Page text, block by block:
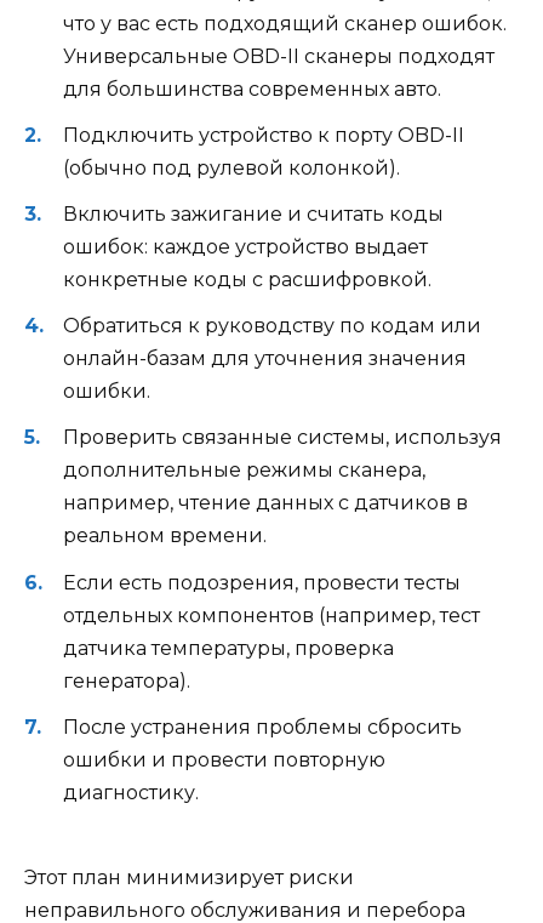
что у вас есть подходящий сканер ошибок.
Универсальные OBD-II сканеры подходят
для большинства современных авто.
Подключить устройство к порту OBD-II
(обычно под рулевой колонкой).
Включить зажигание и считать коды
ошибок: каждое устройство выдает
конкретные коды с расшифровкой.
Обратиться к руководству по кодам или
онлайн-базам для уточнения значения
ошибки.
Проверить связанные системы, используя
дополнительные режимы сканера,
например, чтение данных с датчиков в
реальном времени.
Если есть подозрения, провести тесты
отдельных компонентов (например, тест
датчика температуры, проверка
генератора).
После устранения проблемы сбросить
ошибки и провести повторную
диагностику.
Этот план минимизирует риски
неправильного обслуживания и перебора